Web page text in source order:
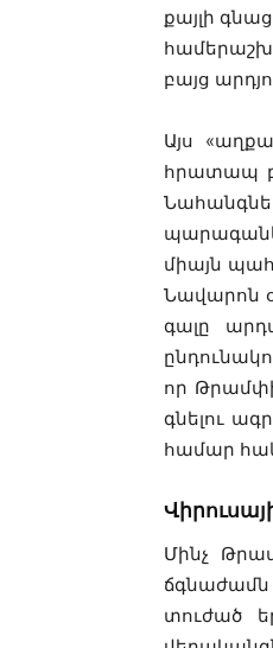
քայլի
բայց
Այս
հրատապ
միայն
Նավարոն
գալը
որ
գնելու
համար
Մինչ
ճգնաժամն
տուժած